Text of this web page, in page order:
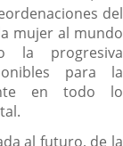
del
mujer al mundo
la progresiva
para la
en todo lo
al futuro, de la